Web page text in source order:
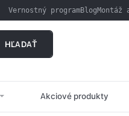
Vernostný programBlogMontáž
HĽADAŤ
Akciové produkty